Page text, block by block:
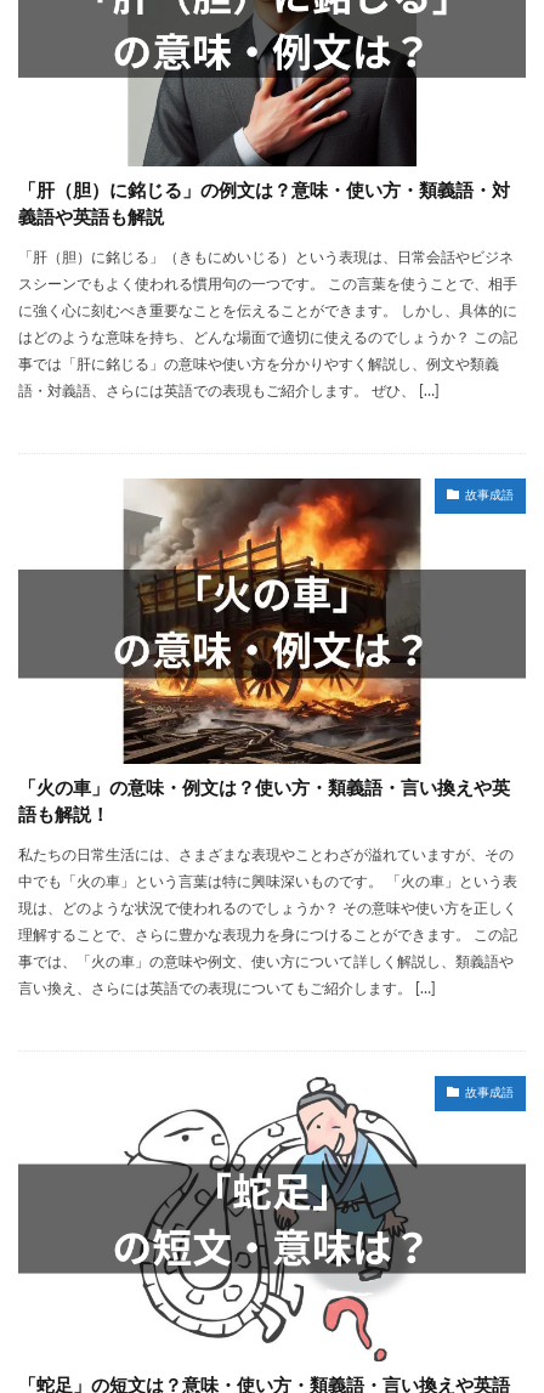
「肝（胆）に銘じる」の例文は？意味・使い方・類義語・対
義語や英語も解説
「肝（胆）に銘じる」（きもにめいじる）という表現は、日常会話やビジネ
スシーンでもよく使われる慣用句の一つです。 この言葉を使うことで、相手
に強く心に刻むべき重要なことを伝えることができます。 しかし、具体的に
はどのような意味を持ち、どんな場面で適切に使えるのでしょうか？ この記
事では「肝に銘じる」の意味や使い方を分かりやすく解説し、例文や類義
語・対義語、さらには英語での表現もご紹介します。 ぜひ、 […]
故事成語
「火の車」の意味・例文は？使い方・類義語・言い換えや英
語も解説！
私たちの日常生活には、さまざまな表現やことわざが溢れていますが、その
中でも「火の車」という言葉は特に興味深いものです。 「火の車」という表
現は、どのような状況で使われるのでしょうか？ その意味や使い方を正しく
理解することで、さらに豊かな表現力を身につけることができます。 この記
事では、「火の車」の意味や例文、使い方について詳しく解説し、類義語や
言い換え、さらには英語での表現についてもご紹介します。 […]
故事成語
「蛇足」の短文は？意味・使い方・類義語・言い換えや英語